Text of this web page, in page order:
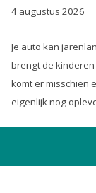
4 augustus 2026
Je auto kan
brengt de
komt er misschien
eigenlijk nog